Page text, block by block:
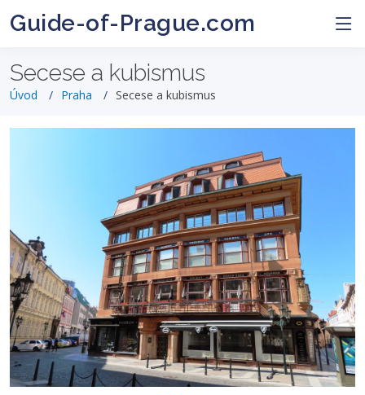
Guide-of-Prague.com
Secese a kubismus
Úvod Praha Secese a kubismus